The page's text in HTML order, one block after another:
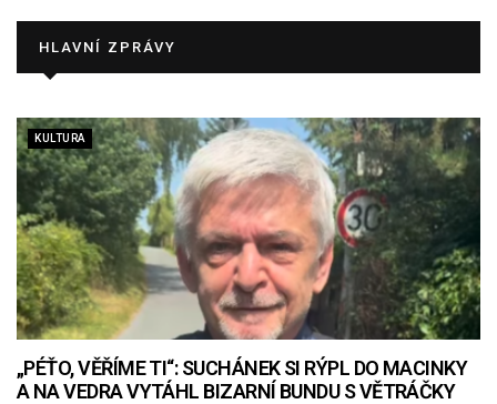
HLAVNÍ ZPRÁVY
KULTURA
„PÉŤO, VĚŘÍME TI“: SUCHÁNEK SI RÝPL DO MACINKY
A NA VEDRA VYTÁHL BIZARNÍ BUNDU S VĚTRÁČKY